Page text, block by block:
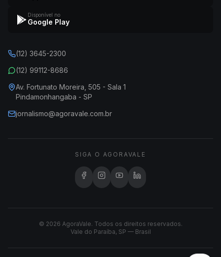
Disponível no
Google Play
(12) 3645-2300
(12) 99112-8686
Av. Fortunato Moreira, 505 - Sala 1
Pindamonhangaba - SP
jornalismo@agoravale.com.br
SIGA O AGORAVALE
© 2026 AgoraVale. Todos os direitos reservados.
Vale do Paraíba, SP — Brasil